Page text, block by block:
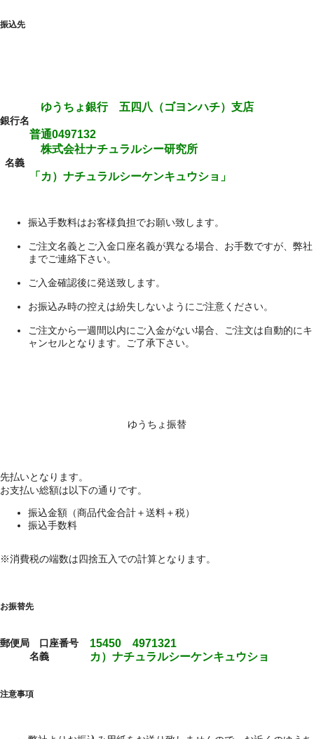
振込先
銀行名
ゆうちょ銀行 五四八（ゴヨンハチ）支店
普通0497132
名義
株式会社ナチュラルシー研究所
「カ）ナチュラルシーケンキュウショ」
振込手数料はお客様負担でお願い致します。
ご注文名義とご入金口座名義が異なる場合、お手数ですが、弊社
までご連絡下さい。
ご入金確認後に発送致します。
お振込み時の控えは紛失しないようにご注意ください。
ご注文から一週間以内にご入金がない場合、ご注文は自動的にキ
ャンセルとなります。ご了承下さい。
ゆうちょ振替
先払いとなります。
お支払い総額は以下の通りです。
振込金額（商品代金合計＋送料＋税）
振込手数料
※消費税の端数は四捨五入での計算となります。
お振替先
郵便局 口座番号 15450 4971321
名義 カ）ナチュラルシーケンキュウショ
注意事項